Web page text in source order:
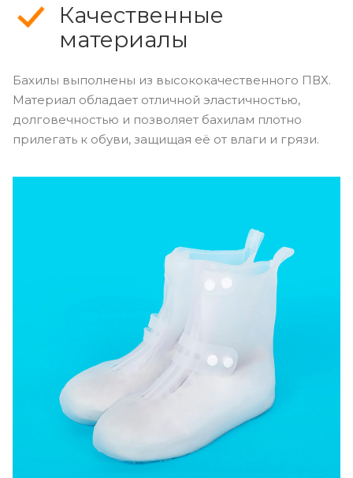
Качественные
материалы
Бахилы выполнены из высококачественного ПВХ.
Материал обладает отличной эластичностью,
долговечностью и позволяет бахилам плотно
прилегать к обуви, защищая её от влаги и грязи.